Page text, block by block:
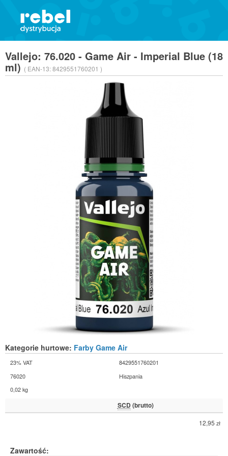
Vallejo: 76.020 - Game Air - Imperial Blue (18
ml) ( EAN-13:8429551760201 )
Kategorie hurtowe: Farby Game Air
23% VAT
8429551760201
76020
Hiszpania
0,02 kg
SCD (brutto)
12,95 zł
Zawartość: